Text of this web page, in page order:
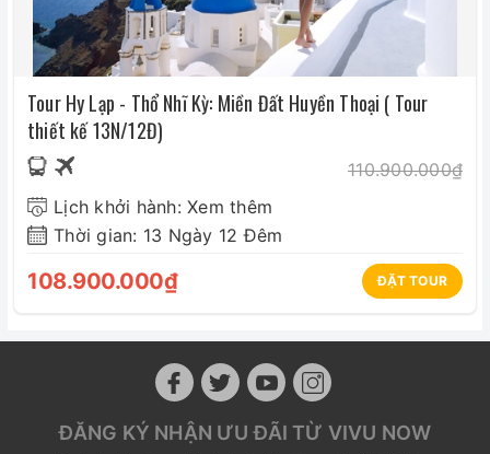
Tour Hy Lạp - Thổ Nhĩ Kỳ: Miền Đất Huyền Thoại ( Tour
thiết kế 13N/12Đ)
110.900.000₫
Lịch khởi hành: Xem thêm
Thời gian: 13 Ngày 12 Đêm
108.900.000₫ ĐẶT TOUR
ĐĂNG KÝ NHẬN ƯU ĐÃI TỪ VIVU NOW